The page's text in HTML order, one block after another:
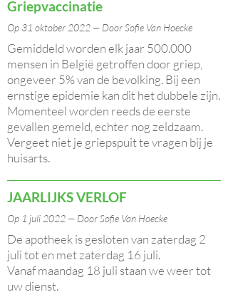
Griepvaccinatie
Op 31 oktober 2022 — Door Sofie Van Hoecke
Gemiddeld worden elk jaar 500.000
mensen in België getroffen door griep,
ongeveer 5% van de bevolking. Bij een
ernstige epidemie kan dit het dubbele zijn.
Momenteel worden reeds de eerste
gevallen gemeld, echter nog zeldzaam.
Vergeet niet je griepspuit te vragen bij je
huisarts.
JAARLIJKS VERLOF
Op 1 juli 2022 — Door Sofie Van Hoecke
De apotheek is gesloten van zaterdag 2
juli tot en met zaterdag 16 juli.
Vanaf maandag 18 juli staan we weer tot
uw dienst.